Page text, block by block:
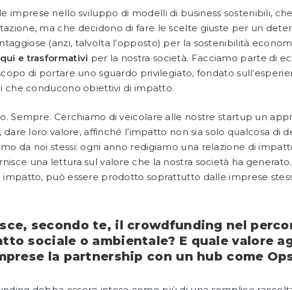
imprese nello sviluppo di modelli di business sostenibili,
ma che decidono di fare le scelte giuste per un
(anzi, talvolta l’opposto) per la sostenibilità
e trasformativi per la nostra società. Facciamo parte di
di portare uno sguardo privilegiato, fondato
che conducono obiettivi di impatto.
Sempre. Cerchiamo di veicolare alle nostre startup un
loro valore, affinché l’impatto non sia solo qualcosa di
da noi stessi: ogni anno redigiamo una relazione di
una lettura sul valore che la nostra società ha
può essere prodotto soprattutto dalle imprese
secondo te, il crowdfunding nel
sociale o ambientale? E quale valore
la partnership con un hub come